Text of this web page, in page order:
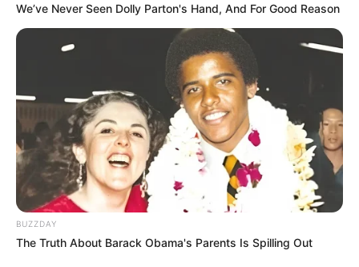
We’ve Never Seen Dolly Parton's Hand, And For Good Reason
BUZZDAY
The Truth About Barack Obama's Parents Is Spilling Out